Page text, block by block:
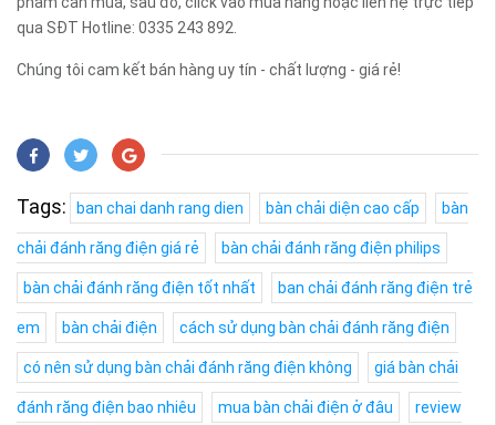
qua SĐT Hotline: 0335 243 892.
Chúng tôi cam kết bán hàng uy tín - chất lượng - giá rẻ!
Tags: ban chai danh rang dien bàn chải diện cao cấp bàn
chải đánh răng điện giá rẻ bàn chải đánh răng điện philips
bàn chải đánh răng điện tốt nhất ban chải đánh răng điện trẻ
em bàn chải điện cách sử dụng bàn chải đánh răng điện
có nên sử dụng bàn chải đánh răng điện không giá bàn chải
đánh răng điện bao nhiêu mua bàn chải điện ở đâu review